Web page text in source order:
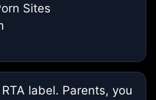
Sites
label. Parents, you